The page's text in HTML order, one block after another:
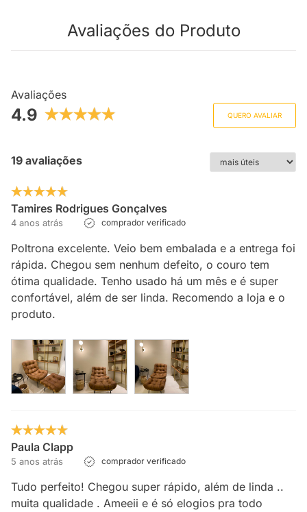
Avaliações do Produto
Avaliações
4.9 QUERO AVALIAR
19 avaliações
Tamires Rodrigues Gonçalves
4 anos atrás comprador verificado
Poltrona excelente. Veio bem embalada e a entrega foi
rápida. Chegou sem nenhum defeito, o couro tem
ótima qualidade. Tenho usado há um mês e é super
confortável, além de ser linda. Recomendo a loja e o
produto.
Paula Clapp
5 anos atrás comprador verificado
Tudo perfeito! Chegou super rápido, além de linda ..
muita qualidade . Ameeii e é só elogios pra todo